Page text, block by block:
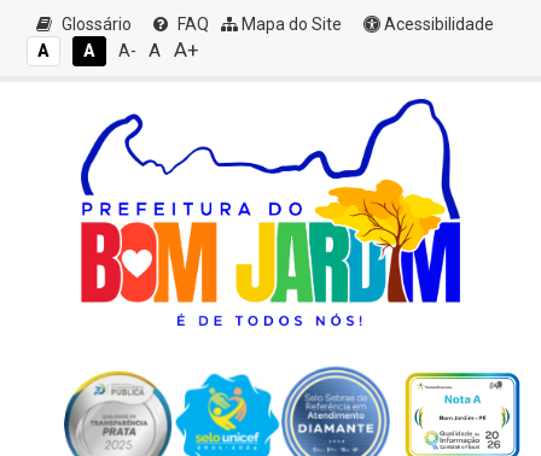
Glossário FAQ Mapa do Site
Acessibilidade
A
A A- A A+